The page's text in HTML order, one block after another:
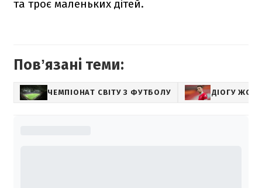
та троє маленьких дітей.
Повʼязані теми:
ЧЕМПІОНАТ СВІТУ З ФУТБОЛУ ДІОГУ ЖОТА